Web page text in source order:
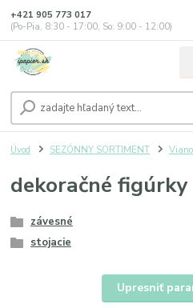
+421 905 773 017
(Po-Pia, 8:30 - 17:00, So: 9:00 - 12:00)
Úvod SEZÓNNY SORTIMENT
dekoračné figúrky
závesné
stojacie
Upresniť